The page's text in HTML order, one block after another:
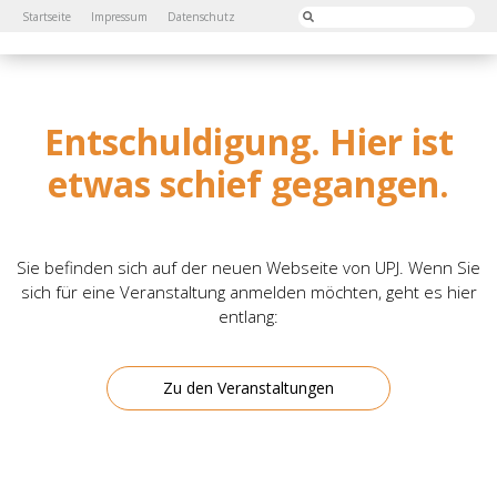
Startseite Impressum Datenschutz
Entschuldigung. Hier ist
etwas schief gegangen.
Sie befinden sich auf der neuen Webseite von UPJ. Wenn Sie
sich für eine Veranstaltung anmelden möchten, geht es hier
entlang:
Zu den Veranstaltungen